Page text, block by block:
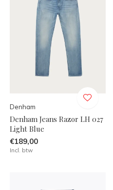
Denham
Denham Jeans Razor LH 027
Light Blue
€189,00
Incl. btw